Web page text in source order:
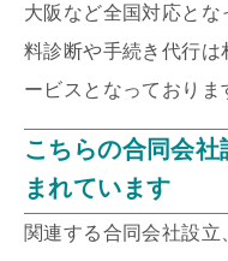
大阪など全国対応と
料診断や手続き代行は
ービスとなっておりま
こちらの合同会
まれています
関連する合同会社設